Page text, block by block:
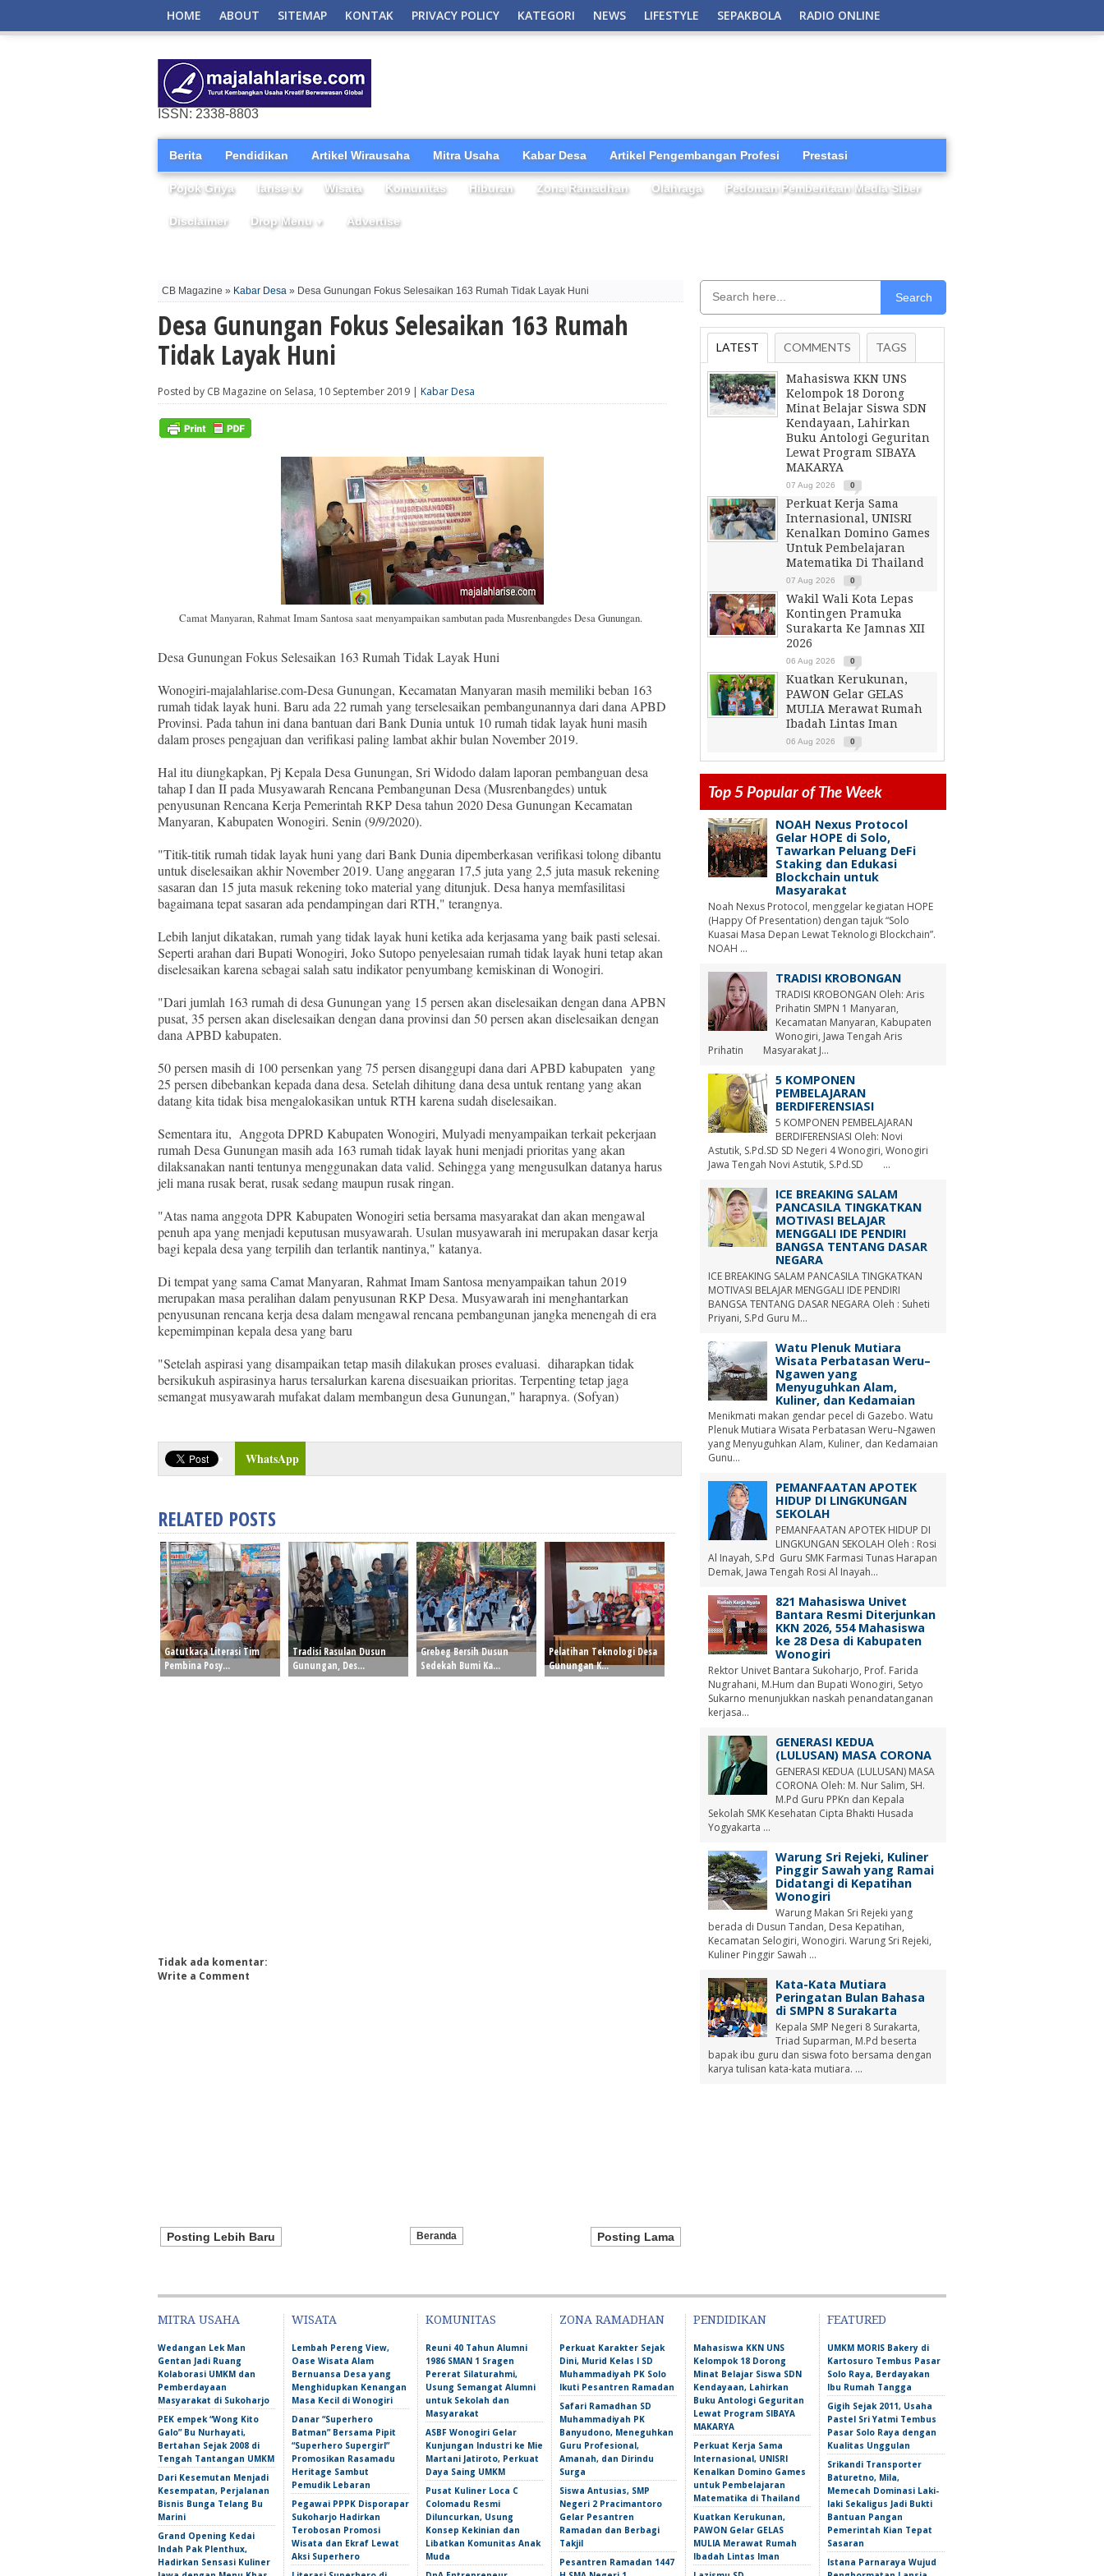
HOME ABOUT SITEMAP KONTAK PRIVACY POLICY KATEGORI NEWS LIFESTYLE SEPAKBOLA RADIO ONLINE
ISSN: 2338-8803
Berita Pendidikan Artikel Wirausaha Mitra Usaha Kabar Desa Artikel Pengembangan Profesi Prestasi
Pojok Griya larise tv Wisata Komunitas Hiburan Zona Ramadhan Olahraga Pedoman Pemberitaan Media Siber
Disclaimer Drop Menu ▼ Advertise
CB Magazine » Kabar Desa » Desa Gunungan Fokus Selesaikan 163 Rumah Tidak Layak Huni
Desa Gunungan Fokus Selesaikan 163 Rumah
Tidak Layak Huni
Posted by CB Magazine on Selasa, 10 September 2019 | Kabar Desa
Camat Manyaran, Rahmat Imam Santosa saat menyampaikan sambutan pada Musrenbangdes Desa Gunungan.
Desa Gunungan Fokus Selesaikan 163 Rumah Tidak Layak Huni
Wonogiri-majalahlarise.com-Desa Gunungan, Kecamatan Manyaran masih memiliki beban 163
rumah tidak layak huni. Baru ada 22 rumah yang terselesaikan pembangunannya dari dana APBD
Provinsi. Pada tahun ini dana bantuan dari Bank Dunia untuk 10 rumah tidak layak huni masih
dalam proses pengajuan dan verifikasi paling lambat akhir bulan November 2019.
Hal itu diungkapkan, Pj Kepala Desa Gunungan, Sri Widodo dalam laporan pembanguan desa
tahap I dan II pada Musyawarah Rencana Pembangunan Desa (Musrenbangdes) untuk
penyusunan Rencana Kerja Pemerintah RKP Desa tahun 2020 Desa Gunungan Kecamatan
Manyaran, Kabupaten Wonogiri. Senin (9/9/2020).
"Titik-titik rumah tidak layak huni yang dari Bank Dunia dipemberkasan verifikasi tolong dibantu
untuk diselesaikan akhir November 2019. Uang anggaran 17,5 juta yang 2,5 juta masuk rekening
sasaran dan 15 juta masuk rekening toko material yang ditunjuk. Desa hanya memfasilitasi
bagaimana tepat sasaran ada pendampingan dari RTH," terangnya.
Lebih lanjut dikatakan, rumah yang tidak layak huni ketika ada kerjasama yang baik pasti selesai.
Seperti arahan dari Bupati Wonogiri, Joko Sutopo penyelesaian rumah tidak layak huni tetap akan
diselesaikan karena sebagai salah satu indikator penyumbang kemiskinan di Wonogiri.
"Dari jumlah 163 rumah di desa Gunungan yang 15 persen akan diselesaikan dengan dana APBN
pusat, 35 persen akan diselesaikan dengan dana provinsi dan 50 persen akan diselesaikan dengan
dana APBD kabupaten.
50 persen masih di 100 persenkan yang 75 persen disanggupi dana dari APBD kabupaten yang
25 persen dibebankan kepada dana desa. Setelah dihitung dana desa untuk rentang yang akan
datang kita tidak bisa mengalokasikan untuk RTH karena sudah diselesaikan.
Sementara itu, Anggota DPRD Kabupaten Wonogiri, Mulyadi menyampaikan terkait pekerjaan
rumah Desa Gunungan masih ada 163 rumah tidak layak huni menjadi prioritas yang akan
dilaksanakan nanti tentunya menggunakan data valid. Sehingga yang mengusulkan datanya harus
jeli mana rusak berat, rusak sedang maupun rusak ringan.
"Atas nama anggota DPR Kabupaten Wonogiri setia bersama masyarakat dan akan mengawal
penuh apa yang menjadi keputusan musyawarah. Usulan musyawarah ini merupakan dasar kerja
bagi kepala desa yang terpilih dan terlantik nantinya," katanya.
Di tempat yang sama Camat Manyaran, Rahmat Imam Santosa menyampaikan tahun 2019
merupakan masa peralihan dalam penyusunan RKP Desa. Musyawarah ini menghantarkan
penyusunan rencana kerja desa dalam mengawal rencana pembangunan jangka menengah di era
kepemimpinan kepala desa yang baru
"Setelah aspirasi yang disampaikan tetap masih dilakukan proses evaluasi. diharapkan tidak
bersikukuh aspirasinya harus tersalurkan karena disesuaikan prioritas. Terpenting tetap jaga
semangat musyawarah mufakat dalam membangun desa Gunungan," harapnya. (Sofyan)
WhatsApp
RELATED POSTS
Gatutkaca Literasi Tim
Pembina Posy...
Tradisi Rasulan Dusun
Gunungan, Des...
Grebeg Bersih Dusun
Sedekah Bumi Ka...
Pelatihan Teknologi Desa
Gunungan K...
Tidak ada komentar:
Write a Comment
Posting Lebih Baru Posting Lama
Beranda
Search
LATEST COMMENTS TAGS
Mahasiswa KKN UNS
Kelompok 18 Dorong
Minat Belajar Siswa SDN
Kendayaan, Lahirkan
Buku Antologi Geguritan
Lewat Program SIBAYA
MAKARYA
07 Aug 2026 0
Perkuat Kerja Sama
Internasional, UNISRI
Kenalkan Domino Games
Untuk Pembelajaran
Matematika Di Thailand
07 Aug 2026 0
Wakil Wali Kota Lepas
Kontingen Pramuka
Surakarta Ke Jamnas XII
2026
06 Aug 2026 0
Kuatkan Kerukunan,
PAWON Gelar GELAS
MULIA Merawat Rumah
Ibadah Lintas Iman
06 Aug 2026 0
Top 5 Popular of The Week
NOAH Nexus Protocol
Gelar HOPE di Solo,
Tawarkan Peluang DeFi
Staking dan Edukasi
Blockchain untuk
Masyarakat
Noah Nexus Protocol, menggelar kegiatan HOPE
(Happy Of Presentation) dengan tajuk “Solo
Kuasai Masa Depan Lewat Teknologi Blockchain”.
NOAH ...
TRADISI KROBONGAN
TRADISI KROBONGAN Oleh: Aris
Prihatin SMPN 1 Manyaran,
Kecamatan Manyaran, Kabupaten
Wonogiri, Jawa Tengah Aris
Prihatin Masyarakat J...
5 KOMPONEN
PEMBELAJARAN
BERDIFERENSIASI
5 KOMPONEN PEMBELAJARAN
BERDIFERENSIASI Oleh: Novi
Astutik, S.Pd.SD SD Negeri 4 Wonogiri, Wonogiri
Jawa Tengah Novi Astutik, S.Pd.SD ...
ICE BREAKING SALAM
PANCASILA TINGKATKAN
MOTIVASI BELAJAR
MENGGALI IDE PENDIRI
BANGSA TENTANG DASAR
NEGARA
ICE BREAKING SALAM PANCASILA TINGKATKAN
MOTIVASI BELAJAR MENGGALI IDE PENDIRI
BANGSA TENTANG DASAR NEGARA Oleh : Suheti
Priyani, S.Pd Guru M...
Watu Plenuk Mutiara
Wisata Perbatasan Weru–
Ngawen yang
Menyuguhkan Alam,
Kuliner, dan Kedamaian
Menikmati makan gendar pecel di Gazebo. Watu
Plenuk Mutiara Wisata Perbatasan Weru–Ngawen
yang Menyuguhkan Alam, Kuliner, dan Kedamaian
Gunu...
PEMANFAATAN APOTEK
HIDUP DI LINGKUNGAN
SEKOLAH
PEMANFAATAN APOTEK HIDUP DI
LINGKUNGAN SEKOLAH Oleh : Rosi
Al Inayah, S.Pd Guru SMK Farmasi Tunas Harapan
Demak, Jawa Tengah Rosi Al Inayah...
821 Mahasiswa Univet
Bantara Resmi Diterjunkan
KKN 2026, 554 Mahasiswa
ke 28 Desa di Kabupaten
Wonogiri
Rektor Univet Bantara Sukoharjo, Prof. Farida
Nugrahani, M.Hum dan Bupati Wonogiri, Setyo
Sukarno menunjukkan naskah penandatanganan
kerjasa...
GENERASI KEDUA
(LULUSAN) MASA CORONA
GENERASI KEDUA (LULUSAN) MASA
CORONA Oleh: M. Nur Salim, SH.
M.Pd Guru PPKn dan Kepala
Sekolah SMK Kesehatan Cipta Bhakti Husada
Yogyakarta ...
Warung Sri Rejeki, Kuliner
Pinggir Sawah yang Ramai
Didatangi di Kepatihan
Wonogiri
Warung Makan Sri Rejeki yang
berada di Dusun Tandan, Desa Kepatihan,
Kecamatan Selogiri, Wonogiri. Warung Sri Rejeki,
Kuliner Pinggir Sawah ...
Kata-Kata Mutiara
Peringatan Bulan Bahasa
di SMPN 8 Surakarta
Kepala SMP Negeri 8 Surakarta,
Triad Suparman, M.Pd beserta
bapak ibu guru dan siswa foto bersama dengan
karya tulisan kata-kata mutiara. ...
MITRA USAHA
Wedangan Lek Man
Gentan Jadi Ruang
Kolaborasi UMKM dan
Pemberdayaan
Masyarakat di Sukoharjo
PEK empek “Wong Kito
Galo” Bu Nurhayati,
Bertahan Sejak 2008 di
Tengah Tantangan UMKM
Dari Kesemutan Menjadi
Kesempatan, Perjalanan
Bisnis Bunga Telang Bu
Marini
Grand Opening Kedai
Indah Pak Plenthux,
Hadirkan Sensasi Kuliner
WISATA
Lembah Pereng View,
Oase Wisata Alam
Bernuansa Desa yang
Menghidupkan Kenangan
Masa Kecil di Wonogiri
Danar “Superhero
Batman” Bersama Pipit
“Superhero Supergirl”
Promosikan Rasamadu
Heritage Sambut
Pemudik Lebaran
Pegawai PPPK Disporapar
Sukoharjo Hadirkan
Terobosan Promosi
Wisata dan Ekraf Lewat
Aksi Superhero
KOMUNITAS
Reuni 40 Tahun Alumni
1986 SMAN 1 Sragen
Pererat Silaturahmi,
Usung Semangat Alumni
untuk Sekolah dan
Masyarakat
ASBF Wonogiri Gelar
Kunjungan Industri ke Mie
Martani Jatiroto, Perkuat
Daya Saing UMKM
Pusat Kuliner Loca C
Colomadu Resmi
Diluncurkan, Usung
Konsep Kekinian dan
Libatkan Komunitas Anak
Muda
ZONA RAMADHAN
Perkuat Karakter Sejak
Dini, Murid Kelas I SD
Muhammadiyah PK Solo
Ikuti Pesantren Ramadan
Safari Ramadhan SD
Muhammadiyah PK
Banyudono, Meneguhkan
Guru Profesional,
Amanah, dan Dirindu
Surga
Siswa Antusias, SMP
Negeri 2 Pracimantoro
Gelar Pesantren
Ramadan dan Berbagi
Takjil
Pesantren Ramadan 1447
PENDIDIKAN
Mahasiswa KKN UNS
Kelompok 18 Dorong
Minat Belajar Siswa SDN
Kendayaan, Lahirkan
Buku Antologi Geguritan
Lewat Program SIBAYA
MAKARYA
Perkuat Kerja Sama
Internasional, UNISRI
Kenalkan Domino Games
untuk Pembelajaran
Matematika di Thailand
Kuatkan Kerukunan,
PAWON Gelar GELAS
MULIA Merawat Rumah
Ibadah Lintas Iman
FEATURED
UMKM MORIS Bakery di
Kartosuro Tembus Pasar
Solo Raya, Berdayakan
Ibu Rumah Tangga
Gigih Sejak 2011, Usaha
Pastel Sri Yatmi Tembus
Pasar Solo Raya dengan
Kualitas Unggulan
Srikandi Transporter
Baturetno, Mila,
Memecah Dominasi Laki-
laki Sekaligus Jadi Bukti
Bantuan Pangan
Pemerintah Kian Tepat
Sasaran
Istana Parnaraya Wujud